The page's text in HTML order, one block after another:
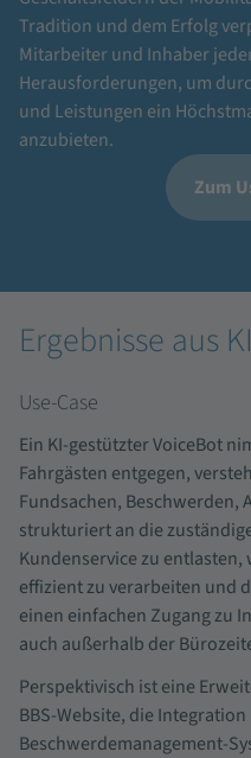
Tradition und dem Erfolg
Mitarbeiter und Inhaber
Herausforderungen, um
und Leistungen ein
anzubieten.
Zum
Ergebnisse aus
Use-Case
Ein KI-gestützter VoiceBot
Fahrgästen entgegen,
Fundsachen, Beschwerden,
strukturiert an die
Kundenservice zu
effizient zu verarbeiten und
einen einfachen Zugang zu
auch außerhalb der
Perspektivisch ist eine
BBS-Website, die
Beschwerdemanagement-